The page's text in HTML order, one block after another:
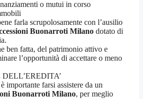
o mutui in corso
farla scrupolosamente con l’ausilio
Buonarroti Milano dotato di
ben fatta, del patrimonio attivo e
l’opportunità di accettare o meno
importante farsi assistere da un
Buonarroti Milano, per meglio